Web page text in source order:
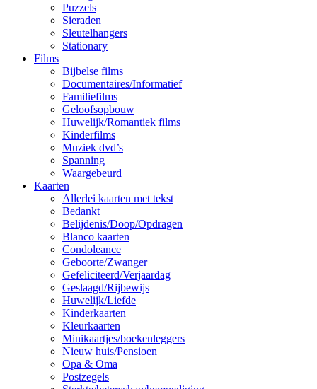
Puzzels
Sieraden
Sleutelhangers
Stationary
Films
Bijbelse films
Documentaires/Informatief
Familiefilms
Geloofsopbouw
Huwelijk/Romantiek films
Kinderfilms
Muziek dvd’s
Spanning
Waargebeurd
Kaarten
Allerlei kaarten met tekst
Bedankt
Belijdenis/Doop/Opdragen
Blanco kaarten
Condoleance
Geboorte/Zwanger
Gefeliciteerd/Verjaardag
Geslaagd/Rijbewijs
Huwelijk/Liefde
Kinderkaarten
Kleurkaarten
Minikaartjes/boekenleggers
Nieuw huis/Pensioen
Opa & Oma
Postzegels